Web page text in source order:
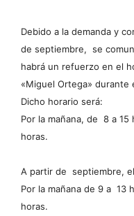
Debido a la demanda y
de septiembre, se
habrá un refuerzo en el
«Miguel Ortega» durante
Dicho horario será:
Por la mañana, de 8 a 15
horas.
A partir de septiembre,
Por la mañana de 9 a 13
horas.